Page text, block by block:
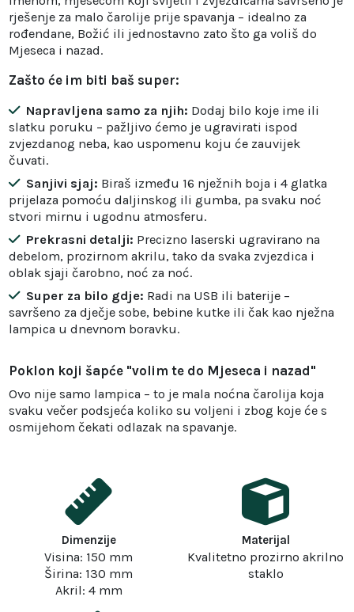
rješenje za malo čarolije prije spavanja – idealno za
rođendane, Božić ili jednostavno zato što ga voliš do
Mjeseca i nazad.
Zašto će im biti baš super:
Napravljena samo za njih: Dodaj bilo koje ime ili
slatku poruku – pažljivo ćemo je ugravirati ispod
zvjezdanog neba, kao uspomenu koju će zauvijek
čuvati.
Sanjivi sjaj: Biraš između 16 nježnih boja i 4 glatka
prijelaza pomoću daljinskog ili gumba, pa svaku noć
stvori mirnu i ugodnu atmosferu.
Prekrasni detalji: Precizno laserski ugravirano na
debelom, prozirnom akrilu, tako da svaka zvjezdica i
oblak sjaji čarobno, noć za noć.
Super za bilo gdje: Radi na USB ili baterije –
savršeno za dječje sobe, bebine kutke ili čak kao nježna
lampica u dnevnom boravku.
Poklon koji šapće "volim te do Mjeseca i nazad"
Ovo nije samo lampica – to je mala noćna čarolija koja
svaku večer podsjeća koliko su voljeni i zbog koje će s
osmijehom čekati odlazak na spavanje.
Dimenzije
Visina: 150 mm
Širina: 130 mm
Akril: 4 mm
Materijal
Kvalitetno prozirno akrilno
staklo